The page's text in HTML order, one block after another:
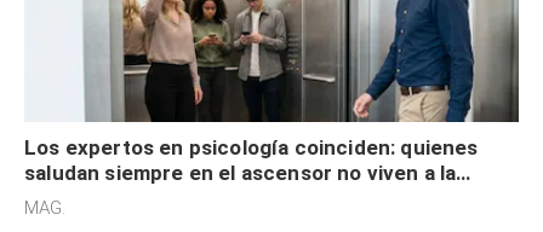
Los expertos en psicología coinciden: quienes
saludan siempre en el ascensor no viven a la
defensiva y tienen apertura social
MAG.